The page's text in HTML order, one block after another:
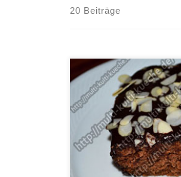
20 Beiträge
Zutaten für Lebkuchen
Vollkornmehl1 Pack.
Backpulver4 EL. Kakao1
ml. Milch150g Butter5 EL.
Kuvertüregehobelte
Milch und Butter in einen
Nun Mehl, Vanillezucker,
Lebkuchengewürz, Eier,
Butter/Milchmischung